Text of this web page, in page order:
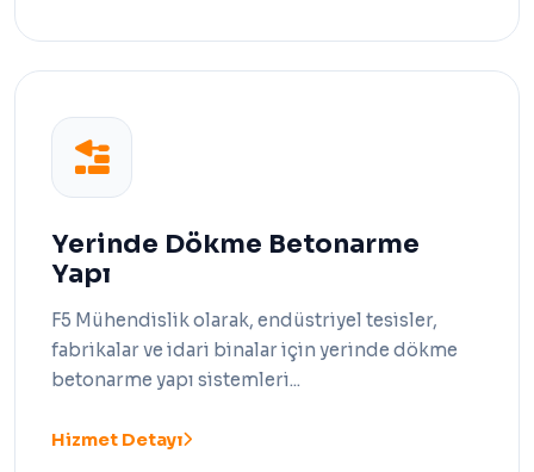
Yerinde Dökme Betonarme
Yapı
F5 Mühendislik olarak, endüstriyel tesisler,
fabrikalar ve idari binalar için yerinde dökme
betonarme yapı sistemleri...
Hizmet Detayı